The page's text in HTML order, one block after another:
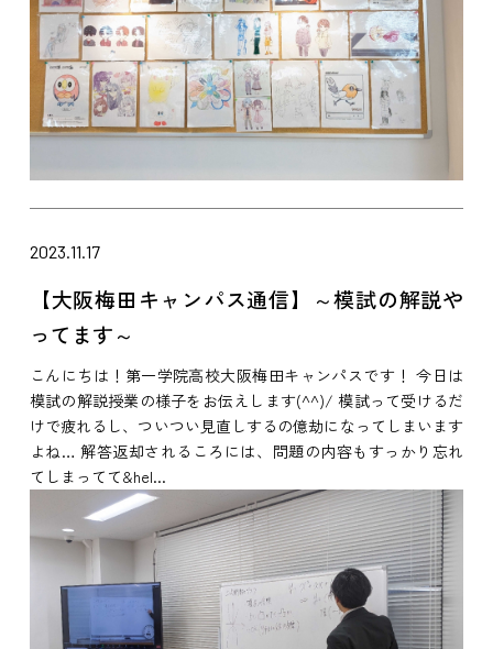
2023.11.17
【大阪梅田キャンパス通信】～模試の解説や
ってます～
こんにちは！第一学院高校大阪梅田キャンパスです！ 今日は
模試の解説授業の様子をお伝えします(^^)/ 模試って受けるだ
けで疲れるし、ついつい見直しするの億劫になってしまいます
よね… 解答返却されるころには、問題の内容もすっかり忘れ
てしまってて&hel...